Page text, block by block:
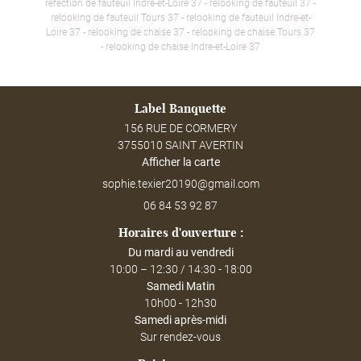
réfection de fauteuil Indre-et-Loire 37 - relooking de fauteuil 37 -
relooking de fauteuil Tours 37 - relooking de fauteuil Indre-et-
Loire 37 - relooking de chaise 37 - relooking de chaise Tours 37
- relooking de chaise Indre-et-Loire 37
Label Banquette
156 RUE DE CORMERY
3755010 SAINT AVERTIN
Afficher la carte
06 84 53 92 87
Horaires d'ouverture :
Du mardi au vendredi
10:00 – 12:30 / 14:30 - 18:00
Samedi Matin
10h00 - 12h30
Samedi après-midi
Sur rendez-vous